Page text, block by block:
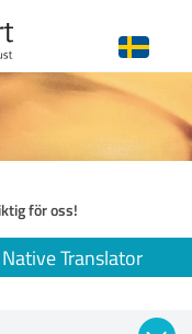
för oss!
Translator